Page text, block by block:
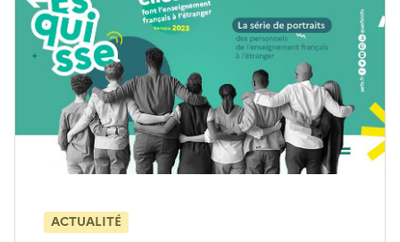
ACTUALITÉ